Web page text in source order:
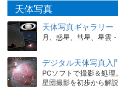
天体写真
天体写真ギャラリー
月、惑星、彗星、星雲
デジタル天体写真入
PCソフトで撮影＆処
星団撮影を初歩から解説